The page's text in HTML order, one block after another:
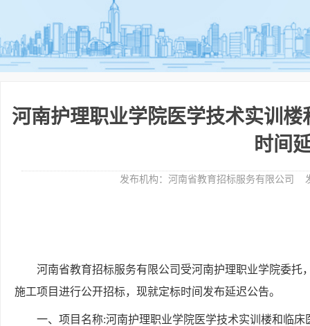
河南护理职业学院医学技术实训
时间
发布机构： 河南省教育招标服务有限公司
河南省教育招标服务有限公司受河南护理职业学院委
施工项目进行公开招标，现就定标时间发布延迟公告。
一、项目名称:河南护理职业学院医学技术实训楼和临床